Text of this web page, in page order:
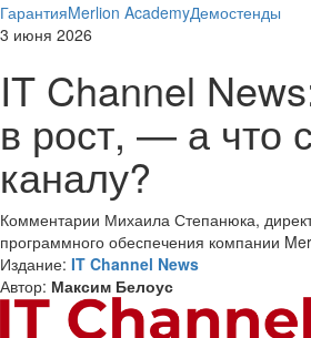
ГарантияMerlion AcademyДемостенды
3 июня 2026
IT Channel
в рост, — а что
каналу?
Комментарии Михаила Степанюка,
программного обеспечения компании
Издание: IT Channel News
Автор: Максим Белоус